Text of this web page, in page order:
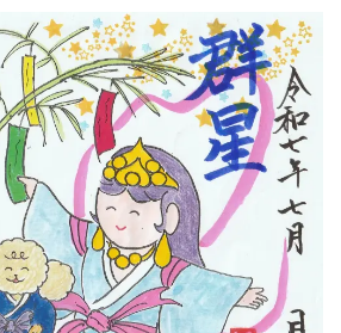
ま行政書士事務所